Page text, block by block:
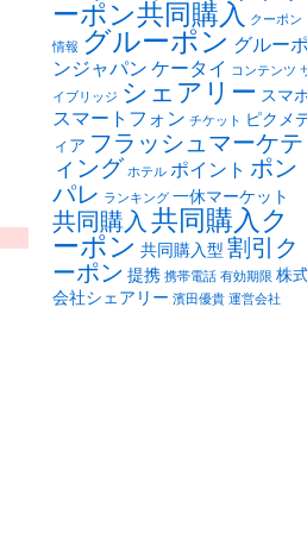
ーポン共同購入
クーポン
情報 グルーポン グルーポ
ンジャパン ケータイ コンテンツ
イブリッジ シェアリー スマ
スマートフォン チケット
ピクメ
ィア フラッシュマーケテ
ィング ホテル ポイント ポン
パレ ランキング 一休マーケット
共同購入 共同購入ク
ーポン 共同購入型 割引ク
ーポン 提携 携帯電話 有効期限 株
会社シェアリー 濱田優貴 運営会社